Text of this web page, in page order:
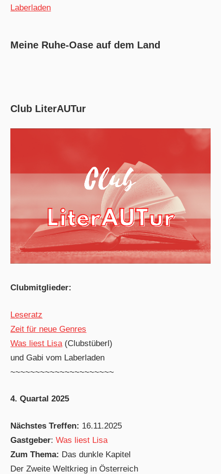
Laberladen
Meine Ruhe-Oase auf dem Land
Club LiterAUTur
Clubmitglieder:
Leseratz
Zeit für neue Genres
Was liest Lisa (Clubstüberl)
und Gabi vom Laberladen
~~~~~~~~~~~~~~~~~~~~~
4. Quartal 2025
Nächstes Treffen: 16.11.2025
Gastgeber:Was liest Lisa
Zum Thema: Das dunkle Kapitel
Der Zweite Weltkrieg in Österreich